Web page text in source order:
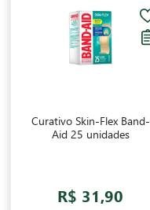
Curativo Skin-Flex Band-
Aid 25 unidades
R$ 31,90